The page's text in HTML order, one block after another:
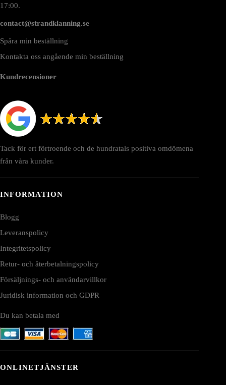
17:00.
contact@strandklanning.se
Spåra min beställning
Kontakta oss angående min beställning
Kundrecensioner
Tack för ert förtroende och de hundratals positiva omdömena
från våra kunder.
INFORMATION
Blogg
Leveranspolicy
Integritetspolicy
Retur- och återbetalningspolicy
Försäljnings- och användarvillkor
Juridisk information och GDPR
Du kan betala med
ONLINETJÄNSTER